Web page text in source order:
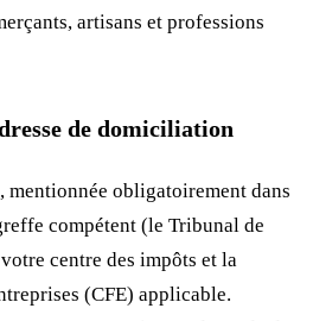
artisans et professions
de domiciliation
mentionnée obligatoirement dans
compétent (le Tribunal de
centre des impôts et la
(CFE) applicable.